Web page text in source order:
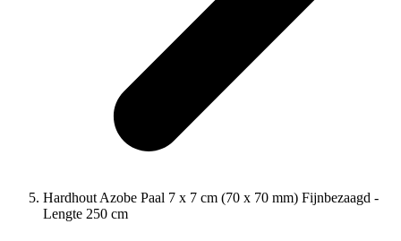
Hardhout Azobe Paal 7 x 7 cm (70 x 70 mm) Fijnbezaagd -
Lengte 250 cm